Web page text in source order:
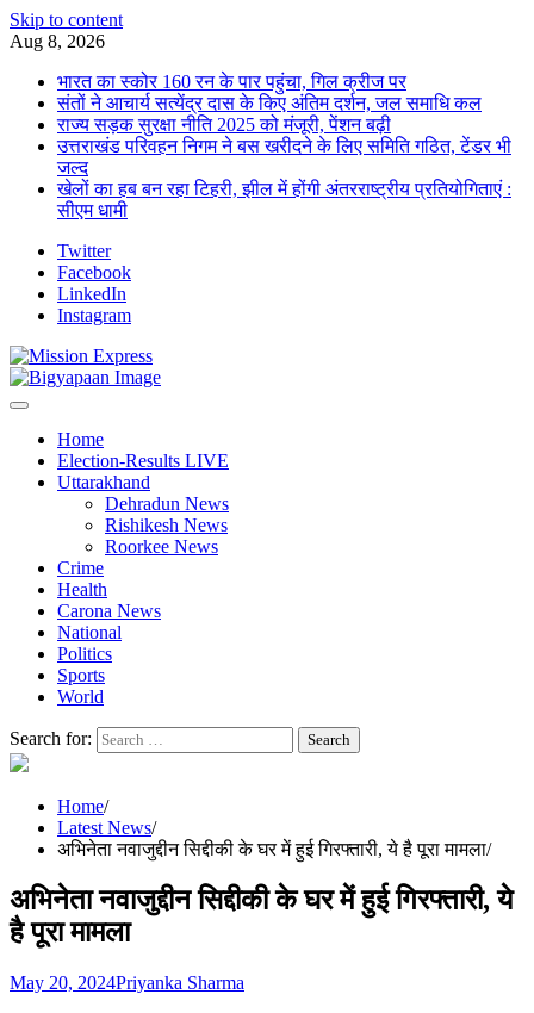
Skip to content
Aug 8, 2026
भारत का स्कोर 160 रन के पार पहुंचा, गिल क्रीज पर
संतों ने आचार्य सत्येंद्र दास के किए अंतिम दर्शन, जल समाधि कल
राज्य सड़क सुरक्षा नीति 2025 को मंजूरी, पेंशन बढ़ी
उत्तराखंड परिवहन निगम ने बस खरीदने के लिए समिति गठित, टेंडर भी
जल्द
खेलों का हब बन रहा टिहरी, झील में होंगी अंतरराष्ट्रीय प्रतियोगिताएं :
सीएम धामी
Twitter
Facebook
LinkedIn
Instagram
Home
Election-Results LIVE
Uttarakhand
Dehradun News
Rishikesh News
Roorkee News
Crime
Health
Carona News
National
Politics
Sports
World
Search for:
Home
Latest News
अभिनेता नवाजुद्दीन सिद्दीकी के घर में हुई गिरफ्तारी, ये है पूरा मामला
अभिनेता नवाजुद्दीन सिद्दीकी के घर में हुई गिरफ्तारी, ये
है पूरा मामला
May 20, 2024Priyanka Sharma